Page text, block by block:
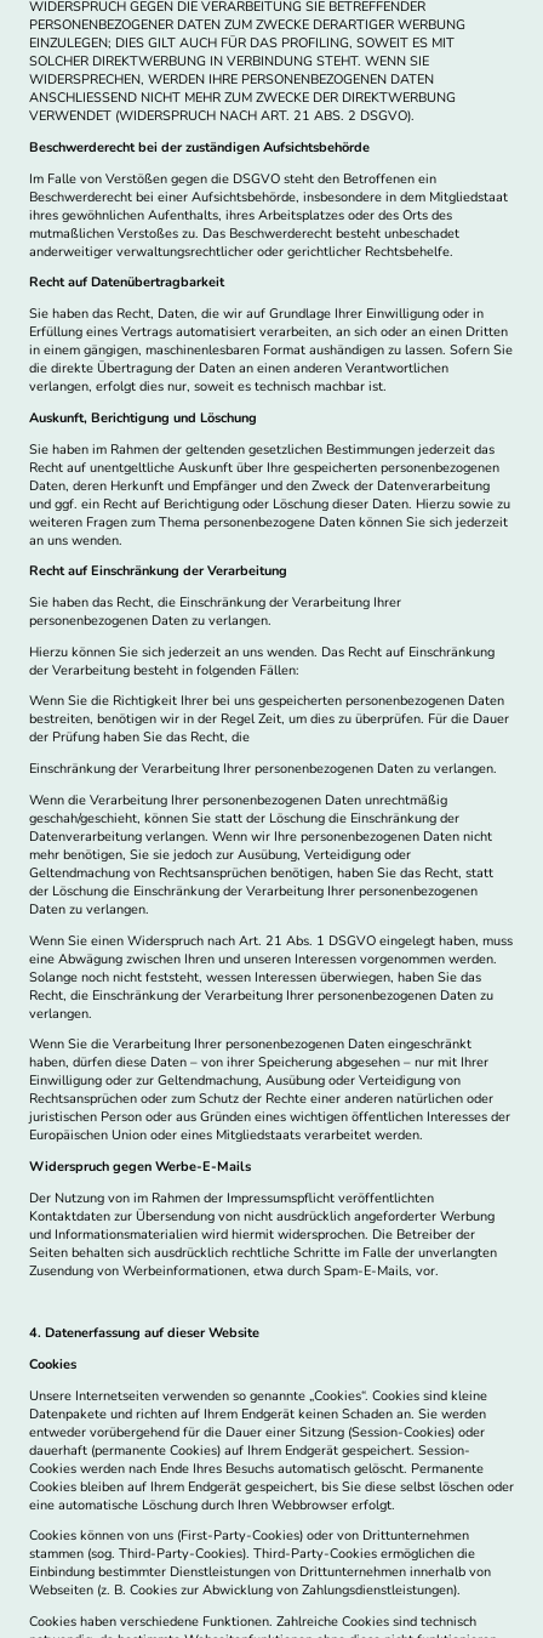
WIDERSPRUCH GEGEN DIE VERARBEITUNG SIE BETREFFENDER
PERSONENBEZOGENER DATEN ZUM ZWECKE DERARTIGER WERBUNG
EINZULEGEN; DIES GILT AUCH FÜR DAS PROFILING, SOWEIT ES MIT
SOLCHER DIREKTWERBUNG IN VERBINDUNG STEHT. WENN SIE
WIDERSPRECHEN, WERDEN IHRE PERSONENBEZOGENEN DATEN
ANSCHLIESSEND NICHT MEHR ZUM ZWECKE DER DIREKTWERBUNG
VERWENDET (WIDERSPRUCH NACH ART. 21 ABS. 2 DSGVO).
Beschwerderecht bei der zuständigen Aufsichtsbehörde
Im Falle von Verstößen gegen die DSGVO steht den Betroffenen ein
Beschwerderecht bei einer Aufsichtsbehörde, insbesondere in dem Mitgliedstaat
ihres gewöhnlichen Aufenthalts, ihres Arbeitsplatzes oder des Orts des
mutmaßlichen Verstoßes zu. Das Beschwerderecht besteht unbeschadet
anderweitiger verwaltungsrechtlicher oder gerichtlicher Rechtsbehelfe.
Recht auf Datenübertragbarkeit
Sie haben das Recht, Daten, die wir auf Grundlage Ihrer Einwilligung oder in
Erfüllung eines Vertrags automatisiert verarbeiten, an sich oder an einen Dritten
in einem gängigen, maschinenlesbaren Format aushändigen zu lassen. Sofern Sie
die direkte Übertragung der Daten an einen anderen Verantwortlichen
verlangen, erfolgt dies nur, soweit es technisch machbar ist.
Auskunft, Berichtigung und Löschung
Sie haben im Rahmen der geltenden gesetzlichen Bestimmungen jederzeit das
Recht auf unentgeltliche Auskunft über Ihre gespeicherten personenbezogenen
Daten, deren Herkunft und Empfänger und den Zweck der Datenverarbeitung
und ggf. ein Recht auf Berichtigung oder Löschung dieser Daten. Hierzu sowie zu
weiteren Fragen zum Thema personenbezogene Daten können Sie sich jederzeit
an uns wenden.
Recht auf Einschränkung der Verarbeitung
Sie haben das Recht, die Einschränkung der Verarbeitung Ihrer
personenbezogenen Daten zu verlangen.
Hierzu können Sie sich jederzeit an uns wenden. Das Recht auf Einschränkung
der Verarbeitung besteht in folgenden Fällen:
Wenn Sie die Richtigkeit Ihrer bei uns gespeicherten personenbezogenen Daten
bestreiten, benötigen wir in der Regel Zeit, um dies zu überprüfen. Für die Dauer
der Prüfung haben Sie das Recht, die
Einschränkung der Verarbeitung Ihrer personenbezogenen Daten zu verlangen.
Wenn die Verarbeitung Ihrer personenbezogenen Daten unrechtmäßig
geschah/geschieht, können Sie statt der Löschung die Einschränkung der
Datenverarbeitung verlangen. Wenn wir Ihre personenbezogenen Daten nicht
mehr benötigen, Sie sie jedoch zur Ausübung, Verteidigung oder
Geltendmachung von Rechtsansprüchen benötigen, haben Sie das Recht, statt
der Löschung die Einschränkung der Verarbeitung Ihrer personenbezogenen
Daten zu verlangen.
Wenn Sie einen Widerspruch nach Art. 21 Abs. 1 DSGVO eingelegt haben, muss
eine Abwägung zwischen Ihren und unseren Interessen vorgenommen werden.
Solange noch nicht feststeht, wessen Interessen überwiegen, haben Sie das
Recht, die Einschränkung der Verarbeitung Ihrer personenbezogenen Daten zu
verlangen.
Wenn Sie die Verarbeitung Ihrer personenbezogenen Daten eingeschränkt
haben, dürfen diese Daten – von ihrer Speicherung abgesehen – nur mit Ihrer
Einwilligung oder zur Geltendmachung, Ausübung oder Verteidigung von
Rechtsansprüchen oder zum Schutz der Rechte einer anderen natürlichen oder
juristischen Person oder aus Gründen eines wichtigen öffentlichen Interesses der
Europäischen Union oder eines Mitgliedstaats verarbeitet werden.
Widerspruch gegen Werbe-E-Mails
Der Nutzung von im Rahmen der Impressumspflicht veröffentlichten
Kontaktdaten zur Übersendung von nicht ausdrücklich angeforderter Werbung
und Informationsmaterialien wird hiermit widersprochen. Die Betreiber der
Seiten behalten sich ausdrücklich rechtliche Schritte im Falle der unverlangten
Zusendung von Werbeinformationen, etwa durch Spam-E-Mails, vor.
4. Datenerfassung auf dieser Website
Cookies
Unsere Internetseiten verwenden so genannte „Cookies“. Cookies sind kleine
Datenpakete und richten auf Ihrem Endgerät keinen Schaden an. Sie werden
entweder vorübergehend für die Dauer einer Sitzung (Session-Cookies) oder
dauerhaft (permanente Cookies) auf Ihrem Endgerät gespeichert. Session-
Cookies werden nach Ende Ihres Besuchs automatisch gelöscht. Permanente
Cookies bleiben auf Ihrem Endgerät gespeichert, bis Sie diese selbst löschen oder
eine automatische Löschung durch Ihren Webbrowser erfolgt.
Cookies können von uns (First-Party-Cookies) oder von Drittunternehmen
stammen (sog. Third-Party-Cookies). Third-Party-Cookies ermöglichen die
Einbindung bestimmter Dienstleistungen von Drittunternehmen innerhalb von
Webseiten (z. B. Cookies zur Abwicklung von Zahlungsdienstleistungen).
Cookies haben verschiedene Funktionen. Zahlreiche Cookies sind technisch